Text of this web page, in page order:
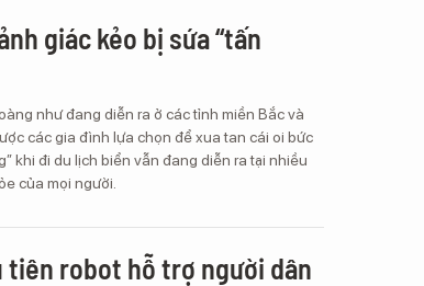
giác kẻo bị sứa “tấn
như đang diễn ra ở các tỉnh miền Bắc và
các gia đình lựa chọn để xua tan cái oi bức
khi đi du lịch biển vẫn đang diễn ra tại nhiều
của mọi người.
tiên robot hỗ trợ người dân